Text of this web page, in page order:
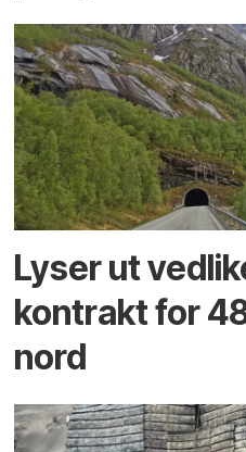
Lyser ut
kontrakt for
nord